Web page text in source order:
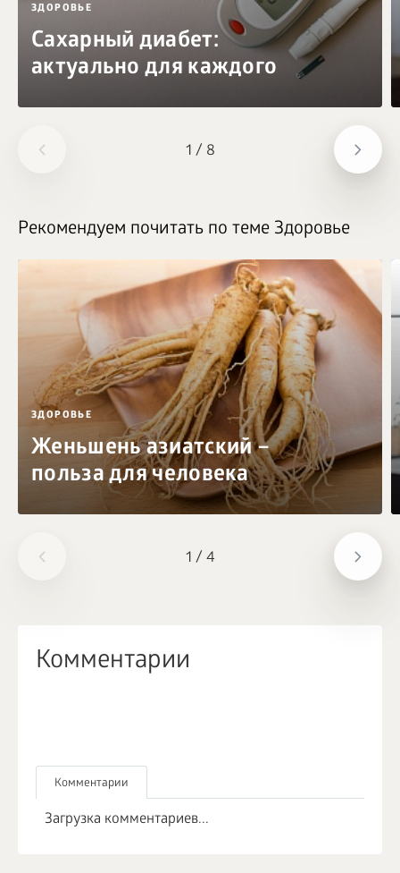
1 / 8
ЗДОРОВЬЕ
Сахарный диабет:
актуально для каждого
1 / 4
Рекомендуем почитать по теме Здоровье
ЗДОРОВЬЕ
Женьшень азиатский –
польза для человека
Комментарии
Комментарии
Загрузка комментариев...